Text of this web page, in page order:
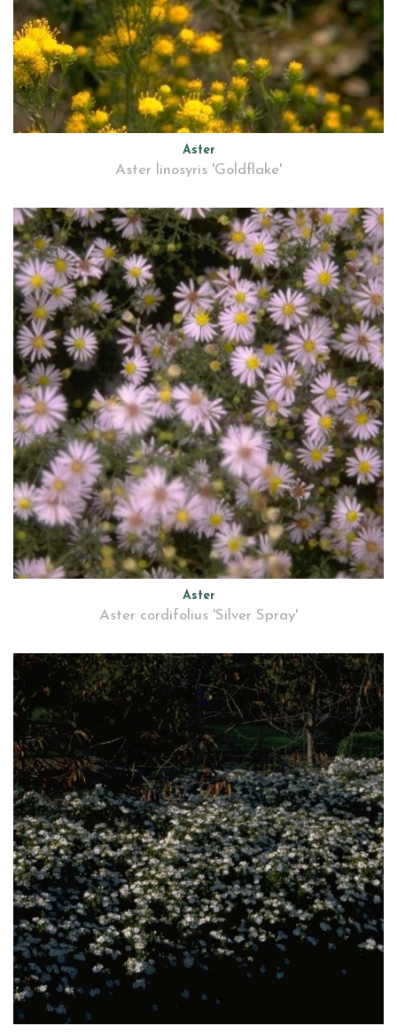
Aster
Aster linosyris 'Goldflake'
Aster
Aster cordifolius 'Silver Spray'